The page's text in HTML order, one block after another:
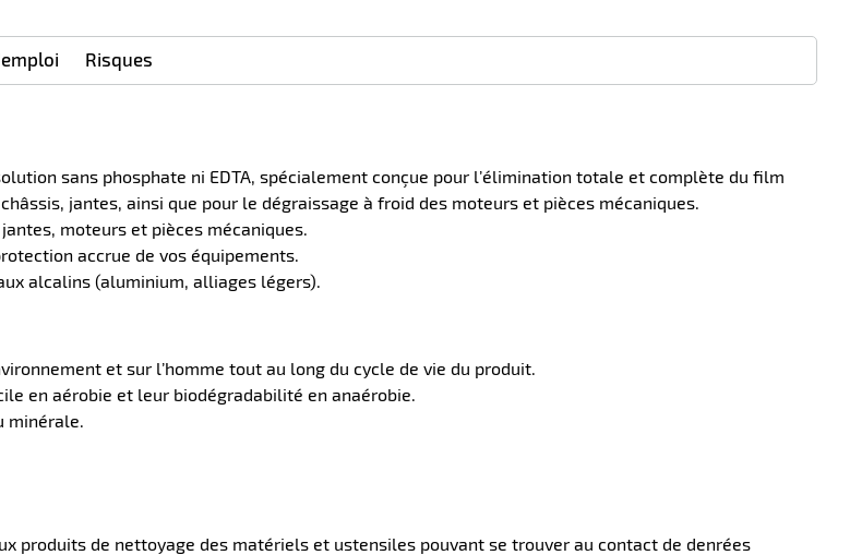
Risques
sans phosphate ni EDTA, spécialement conçue pour l’élimination totale et complète du film
jantes, ainsi que pour le dégraissage à froid des moteurs et pièces mécaniques.
moteurs et pièces mécaniques.
accrue de vos équipements.
alcalins (aluminium, alliages légers).
et sur l’homme tout au long du cycle de vie du produit.
en aérobie et leur biodégradabilité en anaérobie.
minérale.
produits de nettoyage des matériels et ustensiles pouvant se trouver au contact de denrées